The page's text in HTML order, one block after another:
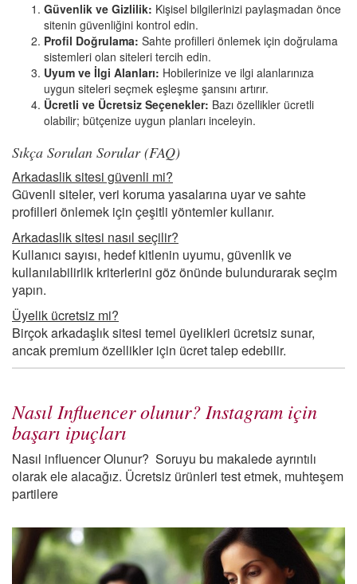
Güvenlik ve Gizlilik: Kişisel bilgilerinizi paylaşmadan önce
sitenin güvenliğini kontrol edin.
Profil Doğrulama: Sahte profilleri önlemek için doğrulama
sistemleri olan siteleri tercih edin.
Uyum ve İlgi Alanları: Hobilerinize ve ilgi alanlarınıza
uygun siteleri seçmek eşleşme şansını artırır.
Ücretli ve Ücretsiz Seçenekler: Bazı özellikler ücretli
olabilir; bütçenize uygun planları inceleyin.
Sıkça Sorulan Sorular (FAQ)
Arkadaslik sitesi güvenli mi?
Güvenli siteler, veri koruma yasalarına uyar ve sahte
profilleri önlemek için çeşitli yöntemler kullanır.
Arkadaslik sitesi nasıl seçilir?
Kullanıcı sayısı, hedef kitlenin uyumu, güvenlik ve
kullanılabilirlik kriterlerini göz önünde bulundurarak seçim
yapın.
Üyelik ücretsiz mi?
Birçok arkadaşlık sitesi temel üyelikleri ücretsiz sunar,
ancak premium özellikler için ücret talep edebilir.
Nasıl Influencer olunur? Instagram için
başarı ipuçları
Nasıl influencer Olunur? Soruyu bu makalede ayrıntılı
olarak ele alacağız. Ücretsiz ürünleri test etmek, muhteşem
partilere